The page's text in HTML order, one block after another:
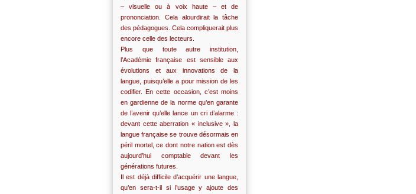
– visuelle ou à voix haute – et de
prononciation. Cela alourdirait la tâche
des pédagogues. Cela compliquerait plus
encore celle des lecteurs.
Plus que toute autre institution,
l’Académie française est sensible aux
évolutions et aux innovations de la
langue, puisqu’elle a pour mission de les
codifier. En cette occasion, c’est moins
en gardienne de la norme qu’en garante
de l’avenir qu’elle lance un cri d’alarme :
devant cette aberration « inclusive », la
langue française se trouve désormais en
péril mortel, ce dont notre nation est dès
aujourd’hui comptable devant les
générations futures.
Il est déjà difficile d’acquérir une langue,
qu’en sera-t-il si l’usage y ajoute des